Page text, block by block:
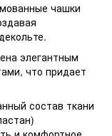
чашки
элегантным
что придает
состав ткани